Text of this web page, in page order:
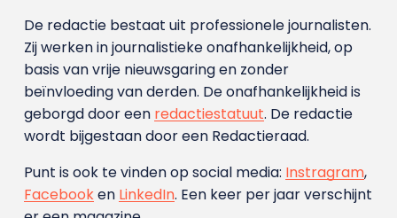
De redactie bestaat uit professionele journalisten.
Zij werken in journalistieke onafhankelijkheid, op
basis van vrije nieuwsgaring en zonder
beïnvloeding van derden. De onafhankelijkheid is
geborgd door een redactiestatuut. De redactie
wordt bijgestaan door een Redactieraad.
Punt is ook te vinden op social media: Instragram,
Facebooken LinkedIn. Een keer per jaar verschijnt